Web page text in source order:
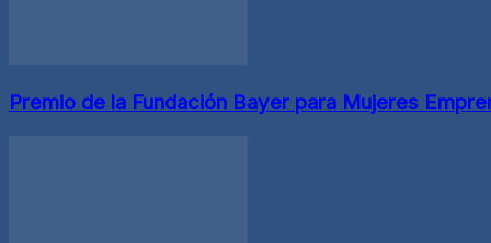
Premio de la Fundación Bayer para Mujeres